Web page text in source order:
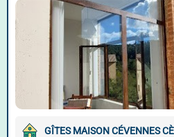
GÎTES MAISON CÉVENNES